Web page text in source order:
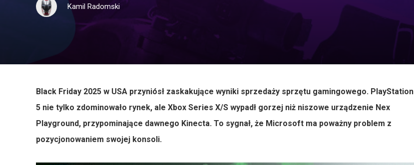
Kamil Radomski
Black Friday 2025 w USA przyniósł zaskakujące wyniki sprzedaży sprzętu gamingowego. PlayStation
5 nie tylko zdominowało rynek, ale Xbox Series X/S wypadł gorzej niż niszowe urządzenie Nex
Playground, przypominające dawnego Kinecta. To sygnał, że Microsoft ma poważny problem z
pozycjonowaniem swojej konsoli.